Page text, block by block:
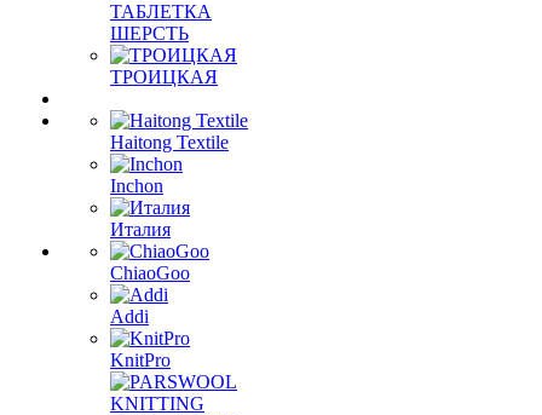
ТАБЛЕTКА
ШЕРСТЬ
ТРОИЦКАЯ
Haitong Textilе
Inchon
Италия
ChiaoGoo
Addi
KnitPro